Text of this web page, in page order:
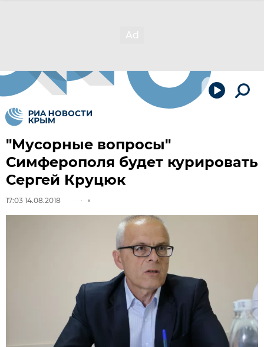
"Мусорные вопросы"
Симферополя будет курировать
Сергей Круцюк
17:03 14.08.2018